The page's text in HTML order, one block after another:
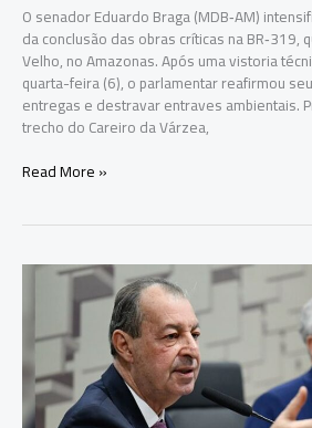
O senador Eduardo Braga (MDB‑AM)
da conclusão das obras críticas na BR‑319,
Velho, no Amazonas. Após uma vistoria
quarta-feira (6), o parlamentar reafirmou
entregas e destravar entraves ambientais.
trecho do Careiro da Várzea,
Braga
avanço
BR‑319
no
Amazonas
Read More »